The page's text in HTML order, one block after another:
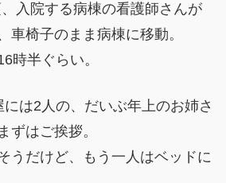
入院する病棟の看護師さんが
車椅子のまま病棟に移動。
時半ぐらい。
は2人の、だいぶ年上のお姉さ
ずはご挨拶。
うだけど、もう一人はベッドに